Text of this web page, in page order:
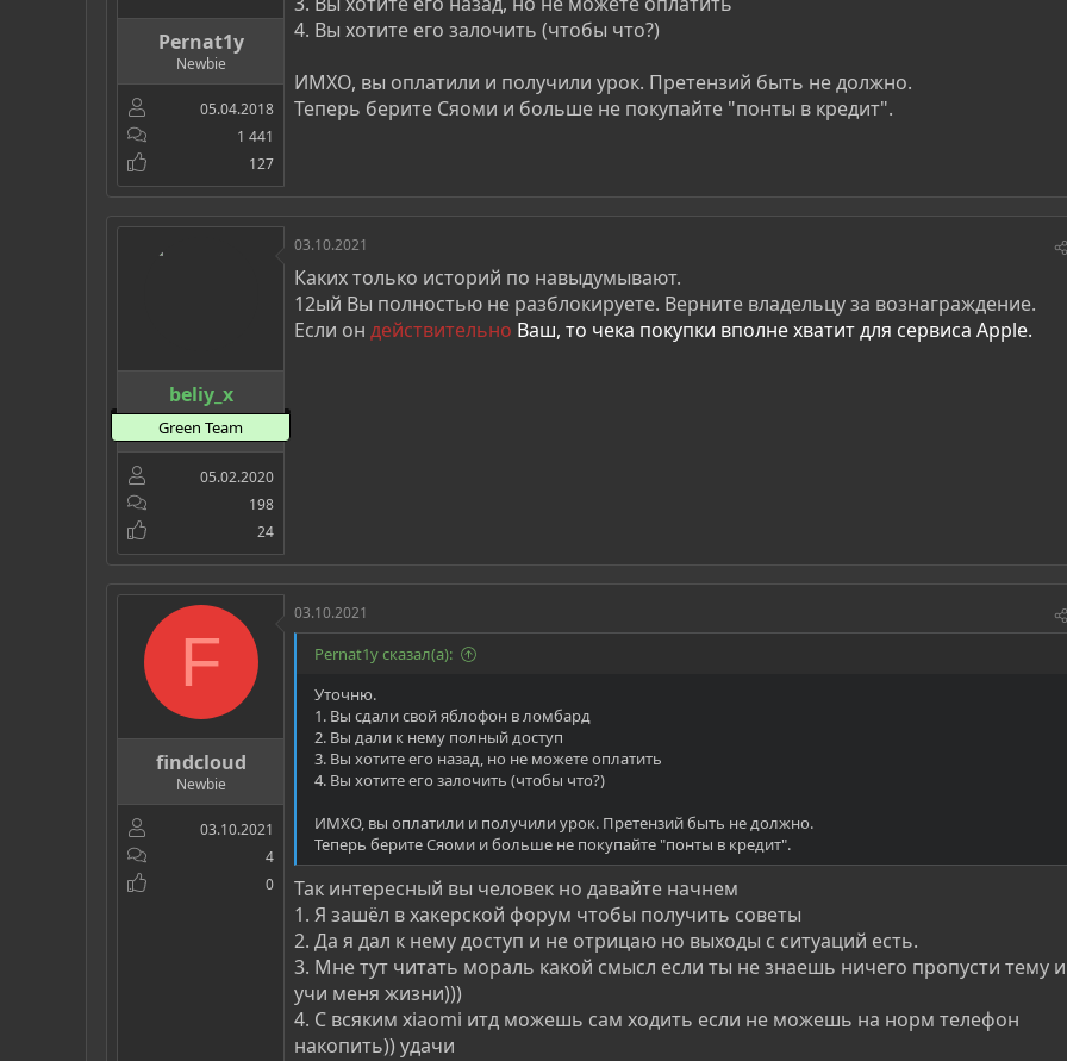
Pernat1y
Newbie
05.04.2018
1 441
127
4. Вы хотите его залочить (чтобы что?)
ИМХО, вы оплатили и получили урок. Претензий быть не должно.
Теперь берите Сяоми и больше не покупайте "понты в кредит".
beliy_x
Green Team
05.02.2020
198
24
03.10.2021
Каких только историй по навыдумывают.
12ый Вы полностью не разблокируете. Верните владельцу за вознаграждение.
Если он действительно Ваш, то чека покупки вполне хватит для сервиса Apple.
F
findcloud
Newbie
03.10.2021
4
0
03.10.2021
Pernat1y сказал(а):
Уточню.
1. Вы сдали свой яблофон в ломбард
2. Вы дали к нему полный доступ
3. Вы хотите его назад, но не можете оплатить
4. Вы хотите его залочить (чтобы что?)
ИМХО, вы оплатили и получили урок. Претензий быть не должно.
Теперь берите Сяоми и больше не покупайте "понты в кредит".
Так интересный вы человек но давайте начнем
1. Я зашёл в хакерской форум чтобы получить советы
2. Да я дал к нему доступ и не отрицаю но выходы с ситуаций есть.
3. Мне тут читать мораль какой смысл если ты не знаешь ничего пропусти тему
учи меня жизни)))
4. С всяким xiaomi итд можешь сам ходить если не можешь на норм телефон
накопить)) удачи